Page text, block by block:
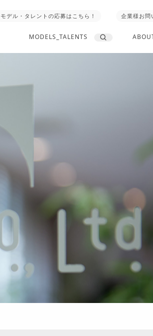
モデル・タレントの応募はこちら！ 企業様お問
MODELS_TALENTS